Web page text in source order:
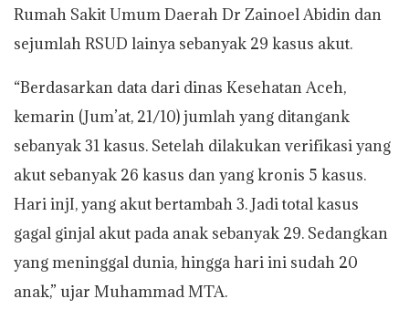
Rumah Sakit Umum Daerah Dr Zainoel Abidin dan
sejumlah RSUD lainya sebanyak 29 kasus akut.
“Berdasarkan data dari dinas Kesehatan Aceh,
kemarin (Jum’at, 21/10) jumlah yang ditangank
sebanyak 31 kasus. Setelah dilakukan verifikasi yang
akut sebanyak 26 kasus dan yang kronis 5 kasus.
Hari injI, yang akut bertambah 3. Jadi total kasus
gagal ginjal akut pada anak sebanyak 29. Sedangkan
yang meninggal dunia, hingga hari ini sudah 20
anak,” ujar Muhammad MTA.